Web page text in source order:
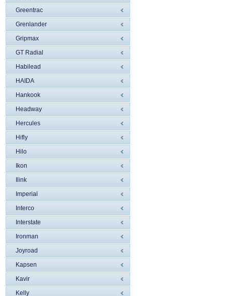
Greentrac
Grenlander
Gripmax
GT Radial
Habilead
HAIDA
Hankook
Headway
Hercules
Hifly
Hilo
Ikon
Ilink
Imperial
Interco
Interstate
Ironman
Joyroad
Kapsen
Kavir
Kelly